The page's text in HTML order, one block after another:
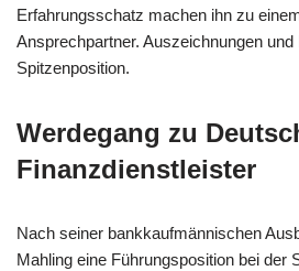
Erfahrungsschatz machen ihn zu
Ansprechpartner. Auszeichnungen
Spitzenposition.
Werdegang zu
Finanzdienstleister
Nach seiner bankkaufmännischen
Mahling eine Führungsposition bei der